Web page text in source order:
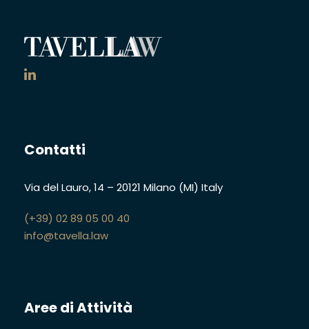
Contatti
Via del Lauro, 14 – 20121 Milano (MI) Italy
(+39) 02 89 05 00 40
info@tavella.law
Aree di Attività